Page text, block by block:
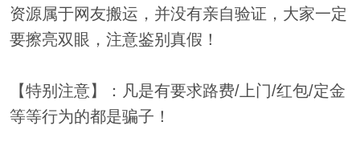
资源属于网友搬运，并没有亲自验证，大家一定
要擦亮双眼，注意鉴别真假！
【特别注意】：凡是有要求路费/上门/红包/定金
等等行为的都是骗子！